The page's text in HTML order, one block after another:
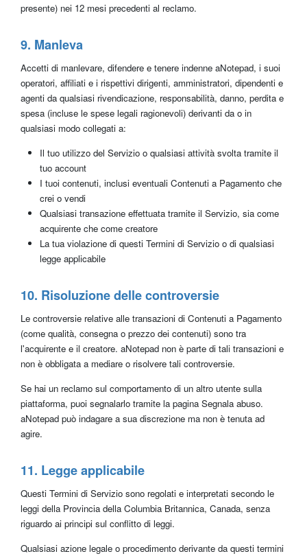
presente) nei 12 mesi precedenti al reclamo.
9. Manleva
Accetti di manlevare, difendere e tenere indenne aNotepad, i suoi
operatori, affiliati e i rispettivi dirigenti, amministratori, dipendenti e
agenti da qualsiasi rivendicazione, responsabilità, danno, perdita e
spesa (incluse le spese legali ragionevoli) derivanti da o in
qualsiasi modo collegati a:
Il tuo utilizzo del Servizio o qualsiasi attività svolta tramite il
tuo account
I tuoi contenuti, inclusi eventuali Contenuti a Pagamento che
crei o vendi
Qualsiasi transazione effettuata tramite il Servizio, sia come
acquirente che come creatore
La tua violazione di questi Termini di Servizio o di qualsiasi
legge applicabile
10. Risoluzione delle controversie
Le controversie relative alle transazioni di Contenuti a Pagamento
(come qualità, consegna o prezzo dei contenuti) sono tra
l'acquirente e il creatore. aNotepad non è parte di tali transazioni e
non è obbligata a mediare o risolvere tali controversie.
Se hai un reclamo sul comportamento di un altro utente sulla
piattaforma, puoi segnalarlo tramite la pagina Segnala abuso.
aNotepad può indagare a sua discrezione ma non è tenuta ad
agire.
11. Legge applicabile
Questi Termini di Servizio sono regolati e interpretati secondo le
leggi della Provincia della Columbia Britannica, Canada, senza
riguardo ai principi sul conflitto di leggi.
Qualsiasi azione legale o procedimento derivante da questi termini